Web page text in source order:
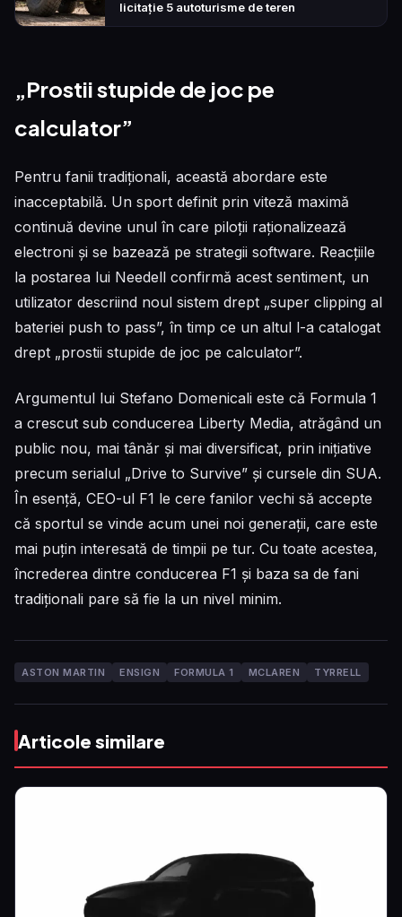
licitație 5 autoturisme de teren
„Prostii stupide de joc pe
calculator”
Pentru fanii tradiționali, această abordare este
inacceptabilă. Un sport definit prin viteză maximă
continuă devine unul în care piloții raționalizează
electroni și se bazează pe strategii software. Reacțiile
la postarea lui Needell confirmă acest sentiment, un
utilizator descriind noul sistem drept „super clipping al
bateriei push to pass”, în timp ce un altul l-a catalogat
drept „prostii stupide de joc pe calculator”.
Argumentul lui Stefano Domenicali este că Formula 1
a crescut sub conducerea Liberty Media, atrăgând un
public nou, mai tânăr și mai diversificat, prin inițiative
precum serialul „Drive to Survive” și cursele din SUA.
În esență, CEO-ul F1 le cere fanilor vechi să accepte
că sportul se vinde acum unei noi generații, care este
mai puțin interesată de timpii pe tur. Cu toate acestea,
încrederea dintre conducerea F1 și baza sa de fani
tradiționali pare să fie la un nivel minim.
ASTON MARTIN ENSIGN FORMULA 1 MCLAREN TYRRELL
Articole similare